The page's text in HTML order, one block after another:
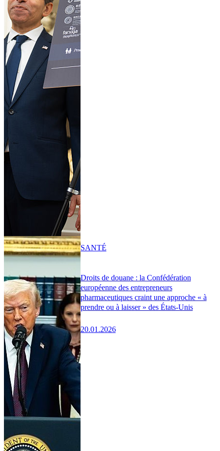
Droits de douane : la Confédération
européenne des entrepreneurs
pharmaceutiques craint une approche « à
prendre ou à laisser » des États-Unis
20.01.2026
SANTÉ